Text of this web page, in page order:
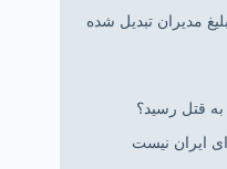
مدیران تبدیل شده
قتل رسید؟
ایران نیست